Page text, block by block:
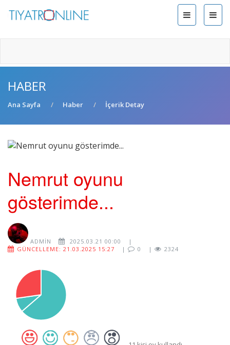
HABER
Ana Sayfa Haber İçerik Detay
Nemrut oyunu
gösterimde...
ADMIN 2025.03.21 00:00
|
GÜNCELLEME: 21.03.2025 15:27
| 0 | 2324